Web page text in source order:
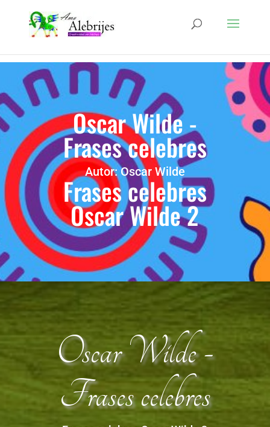
Oscar Wilde -
Frases celebres
Autor: Oscar Wilde
Frases celebres
Oscar Wilde 2
Oscar Wilde -
Frases celebres